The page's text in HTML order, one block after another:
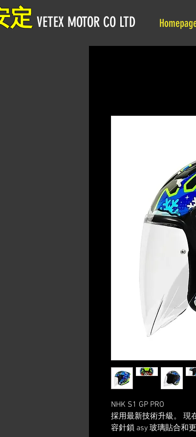
定 VETEX MOTOR CO LTD
NHK S1 GP PRO
採用最新技術升級。 現
容針鎖 asy 玻璃貼合和